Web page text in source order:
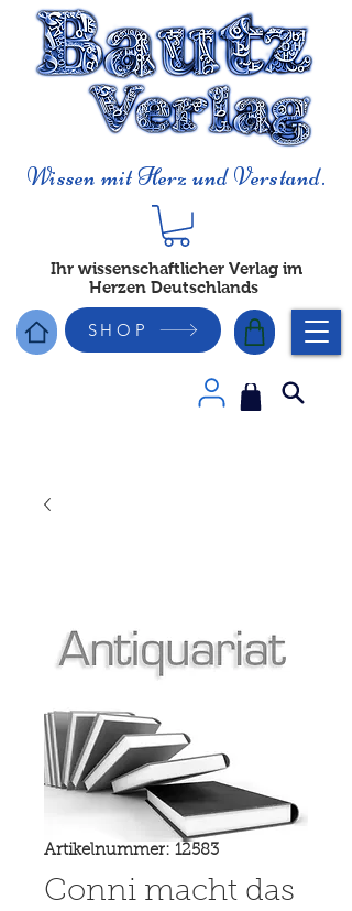
Wissen mit Herz und Verstand.
Ihr wissenschaftlicher Verlag im
Herzen Deutschlands
SHOP
Artikelnummer: 12583
Conni macht das